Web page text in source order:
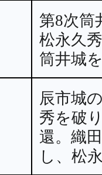
第8次筒
松永久
筒井城
辰市城
秀を破
還。織
し、松